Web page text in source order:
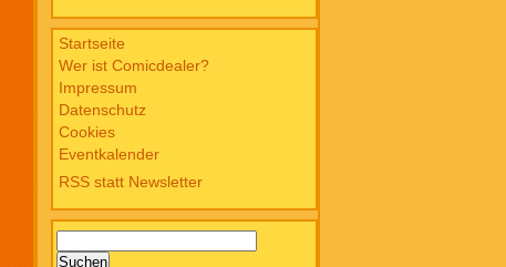
Startseite
Wer ist Comicdealer?
Impressum
Datenschutz
Cookies
Eventkalender
RSS statt Newsletter
nach: